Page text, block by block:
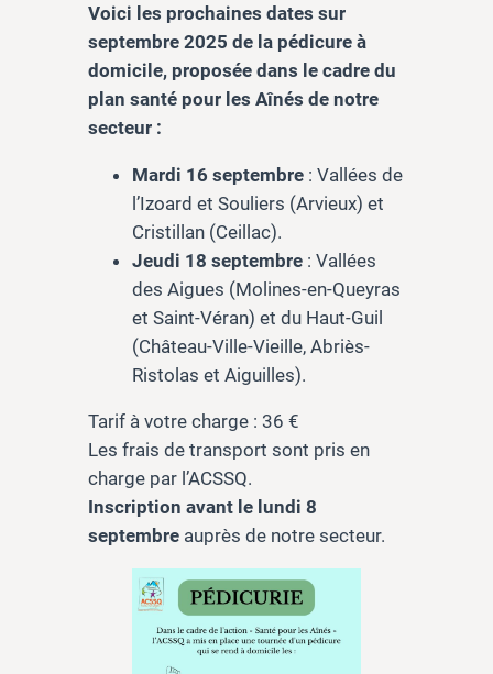
Voici les prochaines dates sur
septembre 2025 de la pédicure à
domicile, proposée dans le cadre du
plan santé pour les Aînés de notre
secteur :
Mardi 16 septembre: Vallées de
l’Izoard et Souliers (Arvieux) et
Cristillan (Ceillac).
Jeudi 18 septembre : Vallées
des Aigues (Molines-en-Queyras
et Saint-Véran) et du Haut-Guil
(Château-Ville-Vieille, Abriès-
Ristolas et Aiguilles).
Tarif à votre charge : 36 €
Les frais de transport sont pris en
charge par l’ACSSQ.
Inscription avant le lundi 8
septembreauprès de notre secteur.